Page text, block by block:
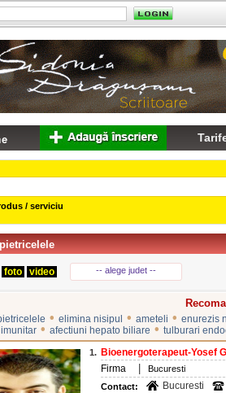
/ serviciu
foto video -- alege judet --
• elimina nisipul • ameteli • enurezis
• afectiuni hepato biliare • tulburari
1. Bioenergoterapeut-Yosef
Firma
Bucuresti
Contact:
Bucuresti